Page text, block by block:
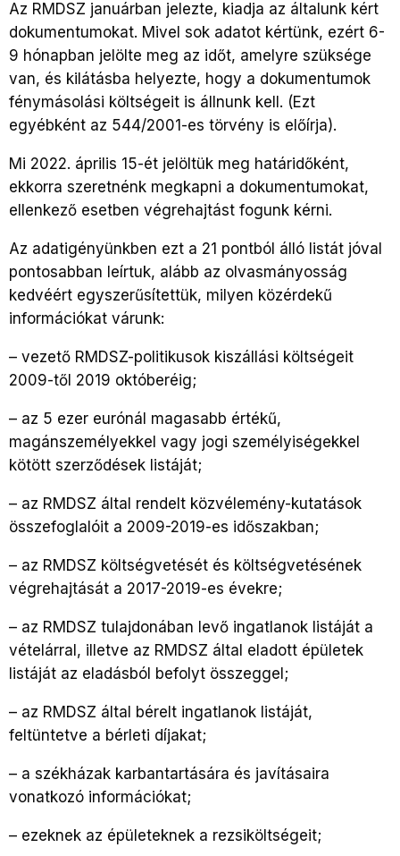
Az RMDSZ januárban jelezte, kiadja az általunk kért
dokumentumokat. Mivel sok adatot kértünk, ezért 6-
9 hónapban jelölte meg az időt, amelyre szüksége
van, és kilátásba helyezte, hogy a dokumentumok
fénymásolási költségeit is állnunk kell. (Ezt
egyébként az 544/2001-es törvény is előírja).
Mi 2022. április 15-ét jelöltük meg határidőként,
ekkorra szeretnénk megkapni a dokumentumokat,
ellenkező esetben végrehajtást fogunk kérni.
Az adatigényünkben ezt a 21 pontból álló listát jóval
pontosabban leírtuk, alább az olvasmányosság
kedvéért egyszerűsítettük, milyen közérdekű
információkat várunk:
– vezető RMDSZ-politikusok kiszállási költségeit
2009-től 2019 októberéig;
– az 5 ezer eurónál magasabb értékű,
magánszemélyekkel vagy jogi személyiségekkel
kötött szerződések listáját;
– az RMDSZ által rendelt közvélemény-kutatások
összefoglalóit a 2009-2019-es időszakban;
– az RMDSZ költségvetését és költségvetésének
végrehajtását a 2017-2019-es évekre;
– az RMDSZ tulajdonában levő ingatlanok listáját a
vételárral, illetve az RMDSZ által eladott épületek
listáját az eladásból befolyt összeggel;
– az RMDSZ által bérelt ingatlanok listáját,
feltüntetve a bérleti díjakat;
– a székházak karbantartására és javításaira
vonatkozó információkat;
– ezeknek az épületeknek a rezsiköltségeit;